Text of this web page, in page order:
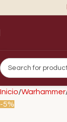
Inicio Warhammer
-5%